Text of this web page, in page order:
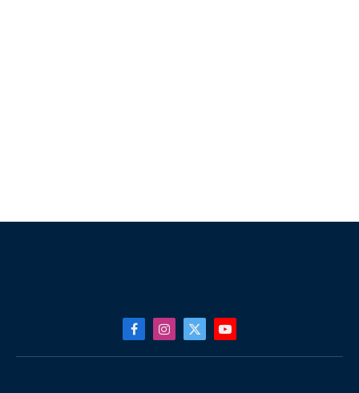
FacebookInstagram
X
(Twitter)
YouTube